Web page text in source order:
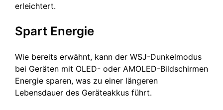
erleichtert.
Spart Energie
Wie bereits erwähnt, kann der WSJ-Dunkelmodus
bei Geräten mit OLED- oder AMOLED-Bildschirmen
Energie sparen, was zu einer längeren
Lebensdauer des Geräteakkus führt.